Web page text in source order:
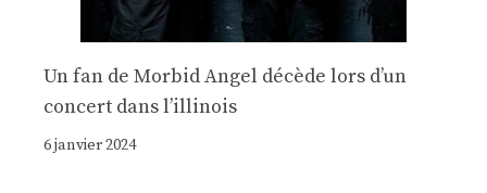
Un fan de Morbid Angel décède lors d’un
concert dans l’illinois
6 janvier 2024